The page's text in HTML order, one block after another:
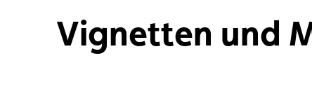
Vignetten und